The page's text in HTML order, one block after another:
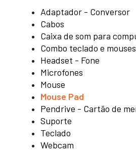
Adaptador - Conversor
Cabos
Caixa de som para
Combo teclado e mouses
Headset - Fone
Microfones
Mouse
Mouse Pad
Pendrive - Cartão de
Suporte
Teclado
Webcam